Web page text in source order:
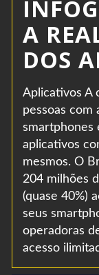
A
DOS
Aplicativos A
pessoas com
smartphones
aplicativos
mesmos. O
204 milhões
(quase 40%)
seus
operadoras
acesso